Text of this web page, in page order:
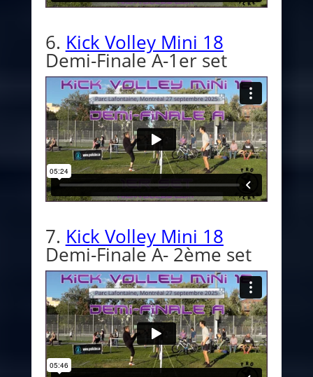
6. Kick Volley Mini 18
Demi-Finale A-1er set
7. Kick Volley Mini 18
Demi-Finale A- 2ème set